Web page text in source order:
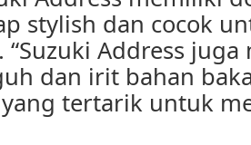
stylish dan cocok
“Suzuki Address
dan irit bahan
tertarik untuk